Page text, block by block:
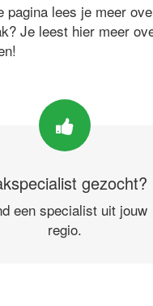
pagina lees je meer
Je leest hier meer
gezocht?
een specialist uit jouw
regio.